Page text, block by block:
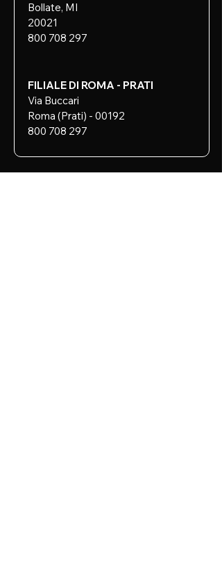
Bollate, MI
20021
800 708 297
FILIALE DI ROMA - PRATI
Via Buccari
Roma (Prati) - 00192
800 708 297